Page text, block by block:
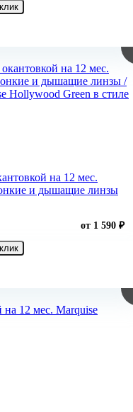
на 12 мес.
и дышащие линзы
от 1 590 ₽